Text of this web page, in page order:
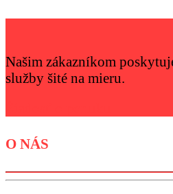
Našim zákazníkom
služby šité na mieru.
O NÁS